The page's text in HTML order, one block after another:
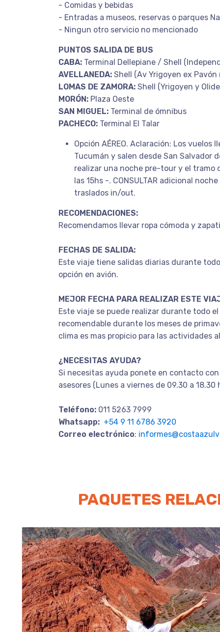
- Comidas y bebidas
- Entradas a museos, reservas o parques
- Ningun otro servicio no mencionado
PUNTOS SALIDA DE BUS
CABA: Terminal Dellepiane / Shell
AVELLANEDA: Shell (Av Yrigoyen ex Pavón
LOMAS DE ZAMORA: Shell (Yrigoyen y
MORÓN: Plaza Oeste
SAN MIGUEL: Terminal de ómnibus
PACHECO: Terminal El Talar
Opción AÉREO. Aclaración: Los vuelos
Tucumán y salen desde San Salvador
realizar una noche pre-tour y el tramo
las 15hs -. CONSULTAR adicional
traslados in/out.
RECOMENDACIONES:
Recomendamos llevar ropa cómoda y
FECHAS DE SALIDA:
Este viaje tiene salidas diarias durante
opción en avión.
MEJOR FECHA PARA REALIZAR ESTE
Este viaje se puede realizar durante todo el
recomendable durante los meses de
clima es mas propicio para las actividades
¿NECESITAS AYUDA?
Si necesitas ayuda ponete en contacto
asesores (Lunes a viernes de 09.30 a 18.30
Teléfono: 011 5263 7999
Whatsapp: +54 9 11 6786 3920
Correo electrónico:
PAQUETES